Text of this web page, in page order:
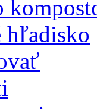
hľadisko